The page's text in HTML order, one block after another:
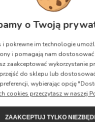
butelka termiczna (termos) o
ml.
ml.
Klunken pasuje do
w wersji klasycznej
produktu:
o Twoją
i pokrewne im technologie
i pomagają nam
zaakceptować wykorzystanie
do sklepu lub
wybierając opcję
cookies przeczytasz w naszej
ZAAKCEPTUJ TYLKO